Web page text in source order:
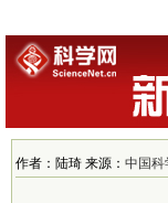
作者：陆琦 来源： 中国科